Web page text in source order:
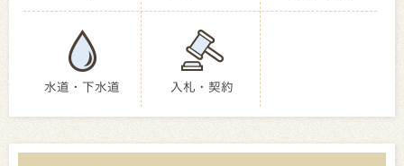
水道・下水道 入札・契約